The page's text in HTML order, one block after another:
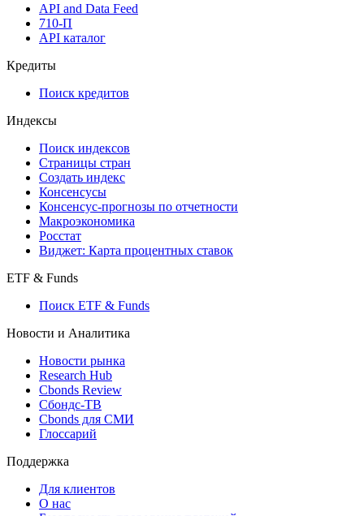
API and Data Feed
710-П
API каталог
Кредиты
Поиск кредитов
Индексы
Поиск индексов
Страницы стран
Создать индекс
Консенсусы
Консенсус-прогнозы по отчетности
Макроэкономика
Росстат
Виджет: Карта процентных ставок
ETF & Funds
Поиск ETF & Funds
Новости и Аналитика
Новости рынка
Research Hub
Cbonds Review
Сбондс-ТВ
Cbonds для СМИ
Глоссарий
Поддержка
Для клиентов
О нас